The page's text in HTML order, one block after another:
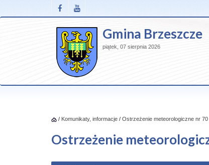
Gmina Brzeszcze
piątek, 07 sierpnia 2026
/ Komunikaty, informacje / Ostrzeżenie meteorologiczne nr
Ostrzeżenie